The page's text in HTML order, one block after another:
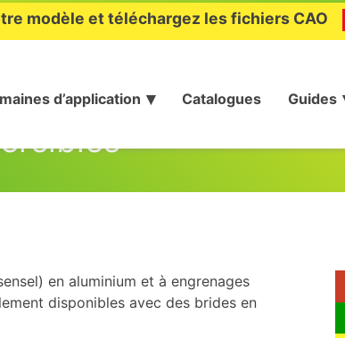
modèle et téléchargez les fichiers CAO
d’application Catalogues Guides
en aluminium et à engrenages
disponibles avec des brides en